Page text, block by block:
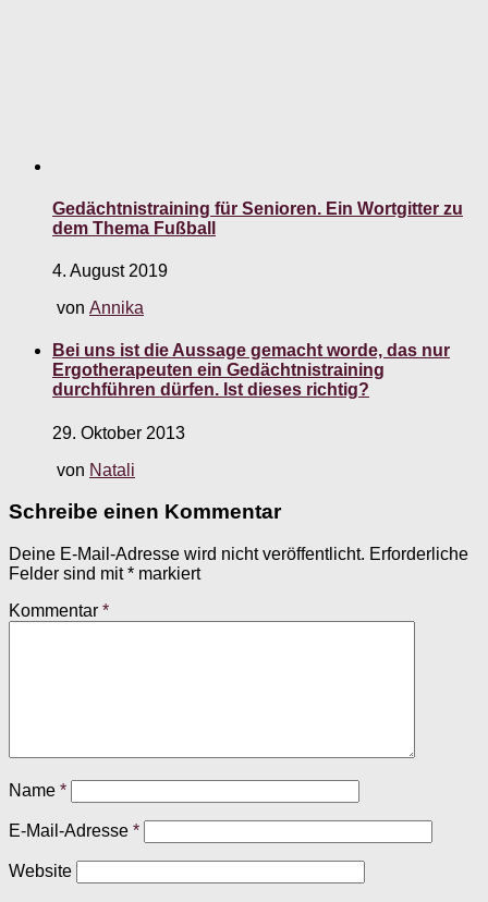
Gedächtnistraining für Senioren. Ein Wortgitter zu
dem Thema Fußball
4. August 2019
von Annika
Bei uns ist die Aussage gemacht worde, das nur
Ergotherapeuten ein Gedächtnistraining
durchführen dürfen. Ist dieses richtig?
29. Oktober 2013
von Natali
Schreibe einen Kommentar
Deine E-Mail-Adresse wird nicht veröffentlicht. Erforderliche
Felder sind mit* markiert
Kommentar *
Name *
E-Mail-Adresse *
Website